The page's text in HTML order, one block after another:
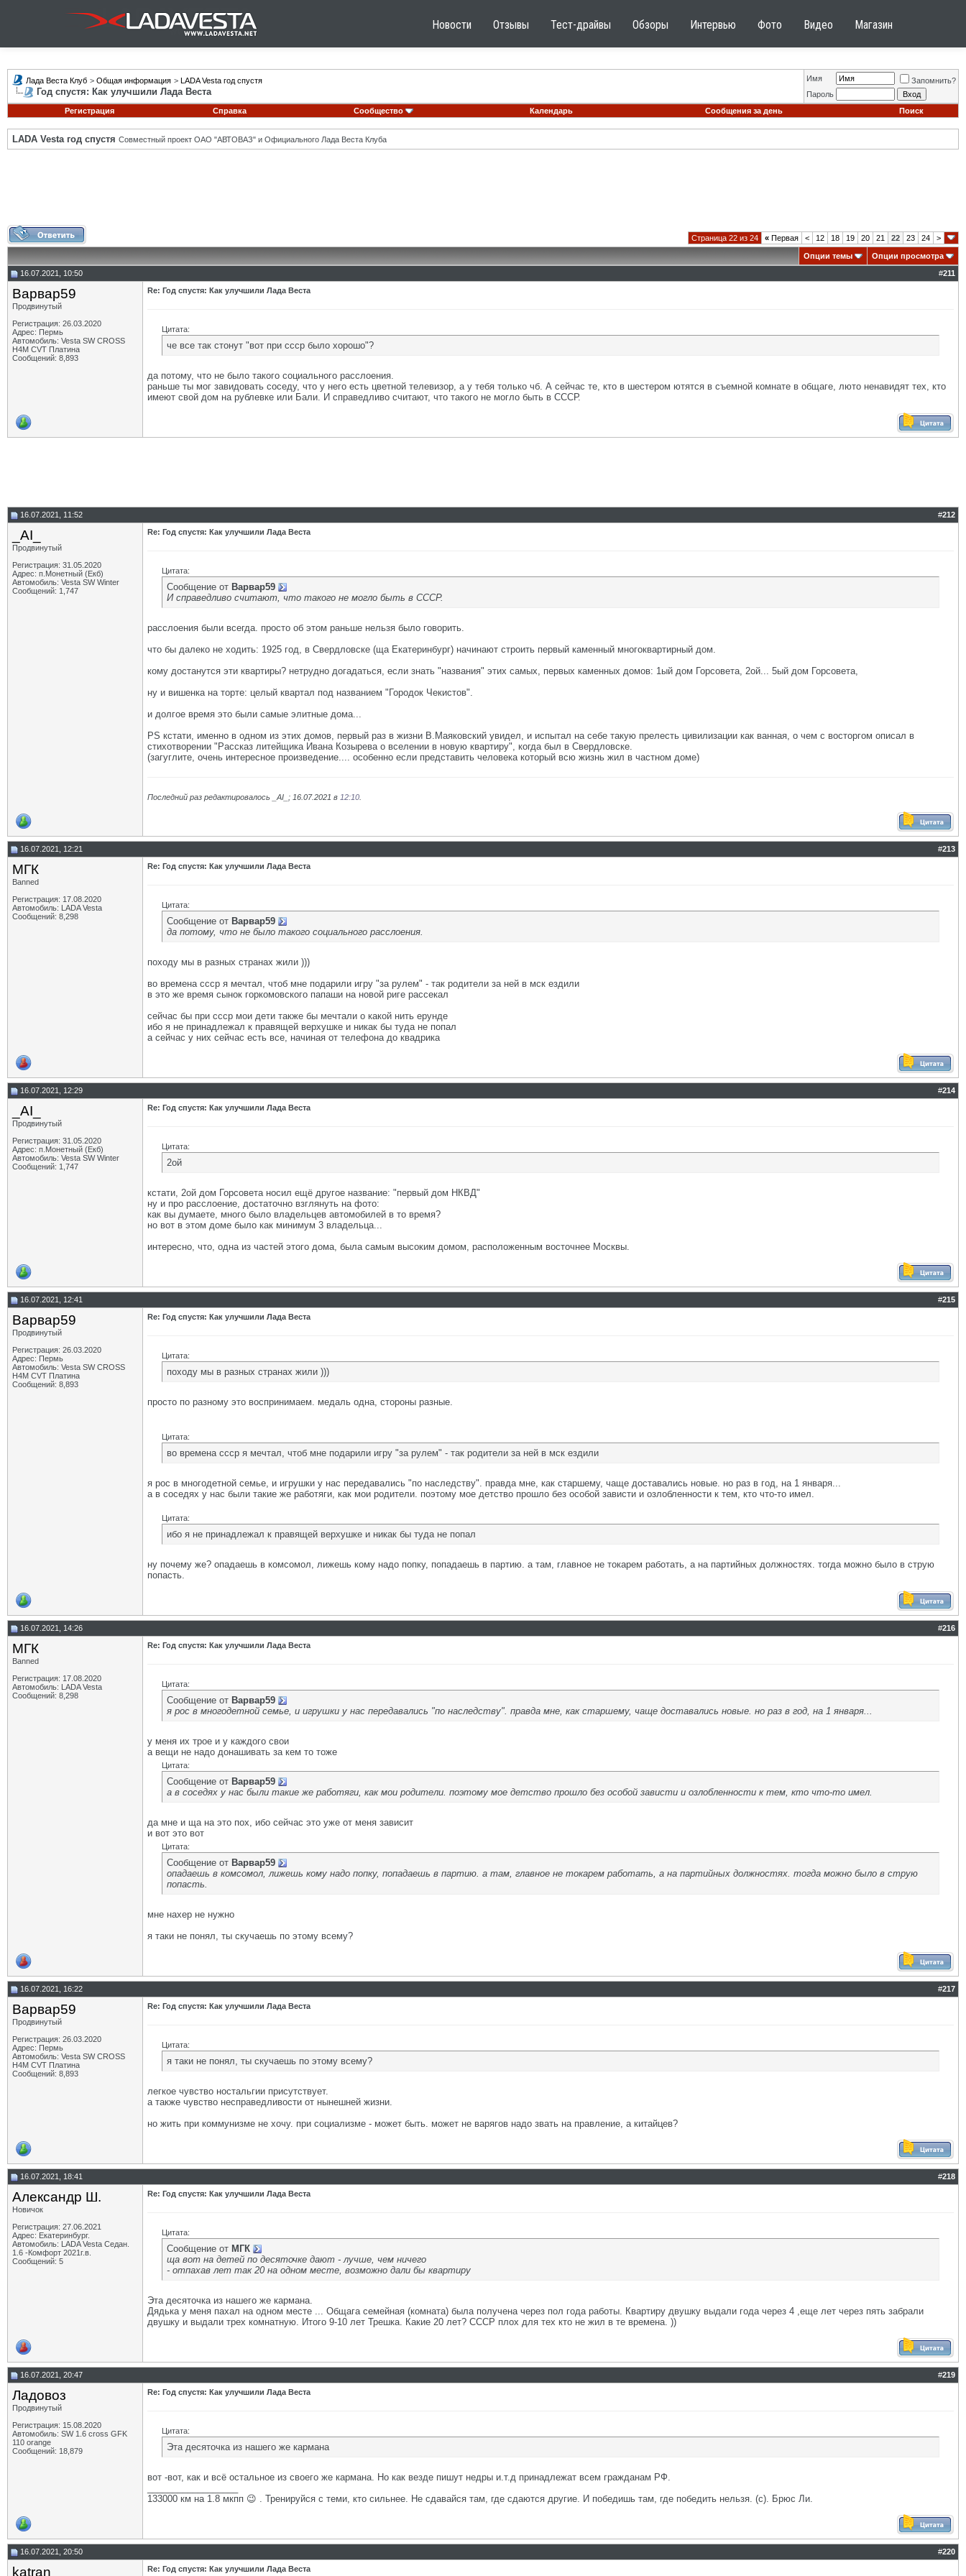
Новости Отзывы Тест-драйвы Обзоры Интервью Фото Видео Магазин
Лада Веста Клуб > Общая информация > LADA Vesta год спустя
Год спустя: Как улучшили Лада Веста
Имя
Запомнить?
Пароль
Регистрация
Справка Сообщество Календарь Сообщения за день Поиск
LADA Vesta год спустя Совместный проект ОАО "АВТОВАЗ" и Официального Лада Веста Клуба
Страница 22 из 24 « Первая < 12 18 19 20 21 22 23 24 >
Опции темы
Опции просмотра
16.07.2021, 10:50
#211
Варвар59
Продвинутый
Регистрация: 26.03.2020
Адрес: Пермь
Автомобиль: Vesta SW CROSS
H4M CVT Платина
Сообщений: 8,893
Re: Год спустя: Как улучшили Лада Веста
Цитата:
че все так стонут "вот при ссср было хорошо"?
да потому, что не было такого социального расслоения.
раньше ты мог завидовать соседу, что у него есть цветной телевизор, а у тебя только чб. А сейчас те, кто в шестером ютятся в съемной комнате в общаге, люто ненавидят тех, кто
имеют свой дом на рублевке или Бали. И справедливо считают, что такого не могло быть в СССР.
16.07.2021, 11:52 #212
_AI_
Продвинутый
Регистрация: 31.05.2020
Адрес: п.Монетный (Екб)
Автомобиль: Vesta SW Winter
Сообщений: 1,747
Re: Год спустя: Как улучшили Лада Веста
Цитата:
Сообщение от Варвар59
И справедливо считают, что такого не могло быть в СССР.
расслоения были всегда. просто об этом раньше нельзя было говорить.
что бы далеко не ходить: 1925 год, в Свердловске (ща Екатеринбург) начинают строить первый каменный многоквартирный дом.
кому достанутся эти квартиры? нетрудно догадаться, если знать "названия" этих самых, первых каменных домов: 1ый дом Горсовета, 2ой... 5ый дом Горсовета,
ну и вишенка на торте: целый квартал под названием "Городок Чекистов".
и долгое время это были самые элитные дома...
PS кстати, именно в одном из этих домов, первый раз в жизни В.Маяковский увидел, и испытал на себе такую прелесть цивилизации как ванная, о чем с восторгом описал в
стихотворении "Рассказ литейщика Ивана Козырева о вселении в новую квартиру", когда был в Свердловске.
(загуглите, очень интересное произведение.... особенно если представить человека который всю жизнь жил в частном доме)
Последний раз редактировалось _AI_; 16.07.2021 в 12:10
16.07.2021, 12:21 #213
МГК
Banned
Регистрация: 17.08.2020
Автомобиль: LADA Vesta
Сообщений: 8,298
Re: Год спустя: Как улучшили Лада Веста
Цитата:
Сообщение от Варвар59
да потому, что не было такого социального расслоения.
походу мы в разных странах жили )))
во времена ссср я мечтал, чтоб мне подарили игру "за рулем" - так родители за ней в мск ездили
в это же время сынок горкомовского папаши на новой риге рассекал
сейчас бы при ссср мои дети также бы мечтали о какой нить ерунде
ибо я не принадлежал к правящей верхушке и никак бы туда не попал
а сейчас у них сейчас есть все, начиная от телефона до квадрика
16.07.2021, 12:29 #214
_AI_
Продвинутый
Регистрация: 31.05.2020
Адрес: п.Монетный (Екб)
Автомобиль: Vesta SW Winter
Сообщений: 1,747
Re: Год спустя: Как улучшили Лада Веста
Цитата:
2ой
кстати, 2ой дом Горсовета носил ещё другое название: "первый дом НКВД"
ну и про расслоение, достаточно взглянуть на фото:
как вы думаете, много было владельцев автомобилей в то время?
но вот в этом доме было как минимум 3 владельца...
интересно, что, одна из частей этого дома, была самым высоким домом, расположенным восточнее Москвы.
16.07.2021, 12:41 #215
Варвар59
Продвинутый
Регистрация: 26.03.2020
Адрес: Пермь
Автомобиль: Vesta SW CROSS
H4M CVT Платина
Сообщений: 8,893
Re: Год спустя: Как улучшили Лада Веста
Цитата:
походу мы в разных странах жили )))
просто по разному это воспринимаем. медаль одна, стороны разные.
Цитата:
во времена ссср я мечтал, чтоб мне подарили игру "за рулем" - так родители за ней в мск ездили
я рос в многодетной семье, и игрушки у нас передавались "по наследству". правда мне, как старшему, чаще доставались новые. но раз в год, на 1 января...
а в соседях у нас были такие же работяги, как мои родители. поэтому мое детство прошло без особой зависти и озлобленности к тем, кто что-то имел.
Цитата:
ибо я не принадлежал к правящей верхушке и никак бы туда не попал
ну почему же? опадаешь в комсомол, лижешь кому надо попку, попадаешь в партию. а там, главное не токарем работать, а на партийных должностях. тогда можно было в струю
попасть.
16.07.2021, 14:26 #216
МГК
Banned
Регистрация: 17.08.2020
Автомобиль: LADA Vesta
Сообщений: 8,298
Re: Год спустя: Как улучшили Лада Веста
Цитата:
Сообщение от Варвар59
я рос в многодетной семье, и игрушки у нас передавались "по наследству". правда мне, как старшему, чаще доставались новые. но раз в год, на 1 января...
у меня их трое и у каждого свои
а вещи не надо донашивать за кем то тоже
Цитата:
Сообщение от Варвар59
а в соседях у нас были такие же работяги, как мои родители. поэтому мое детство прошло без особой зависти и озлобленности к тем, кто что-то имел.
да мне и ща на это пох, ибо сейчас это уже от меня зависит
и вот это вот
Цитата:
Сообщение от Варвар59
опадаешь в комсомол, лижешь кому надо попку, попадаешь в партию. а там, главное не токарем работать, а на партийных должностях. тогда можно было в струю
попасть.
мне нахер не нужно
я таки не понял, ты скучаешь по этому всему?
16.07.2021, 16:22 #217
Варвар59
Продвинутый
Регистрация: 26.03.2020
Адрес: Пермь
Автомобиль: Vesta SW CROSS
H4M CVT Платина
Сообщений: 8,893
Re: Год спустя: Как улучшили Лада Веста
Цитата:
я таки не понял, ты скучаешь по этому всему?
легкое чувство ностальгии присутствует.
а также чувство несправедливости от нынешней жизни.
но жить при коммунизме не хочу. при социализме - может быть. может не варягов надо звать на правление, а китайцев?
16.07.2021, 18:41 #218
Александр Ш.
Новичок
Регистрация: 27.06.2021
Адрес: Екатеринбург.
Автомобиль: LADA Vesta Седан.
1.6 -Комфорт 2021г.в.
Сообщений: 5
Re: Год спустя: Как улучшили Лада Веста
Цитата:
Сообщение от МГК
ща вот на детей по десяточке дают - лучше, чем ничего
- отпахав лет так 20 на одном месте, возможно дали бы квартиру
Эта десяточка из нашего же кармана.
Дядька у меня пахал на одном месте ... Общага семейная (комната) была получена через пол года работы. Квартиру двушку выдали года через 4 ,еще лет через пять забрали
двушку и выдали трех комнатную. Итого 9-10 лет Трешка. Какие 20 лет? СССР плох для тех кто не жил в те времена. ))
16.07.2021, 20:47 #219
Ладовоз
Продвинутый
Регистрация: 15.08.2020
Автомобиль: SW 1.6 cross GFK
110 orange
Сообщений: 18,879
Re: Год спустя: Как улучшили Лада Веста
Цитата:
Эта десяточка из нашего же кармана
вот -вот, как и всё остальное из своего же кармана. Но как везде пишут недры и.т.д принадлежат всем гражданам РФ.
133000 км на 1.8 мкпп 😉 . Тренируйся с теми, кто сильнее. Не сдавайся там, где сдаются другие. И победишь там, где победить нельзя. (с). Брюс Ли.
16.07.2021, 20:50 #220
katran Re: Год спустя: Как улучшили Лада Веста